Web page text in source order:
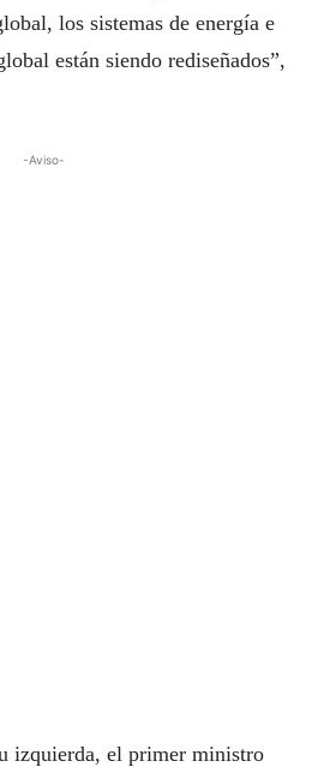
los sistemas de energía e
están siendo rediseñados”,
-Aviso-
izquierda, el primer ministro